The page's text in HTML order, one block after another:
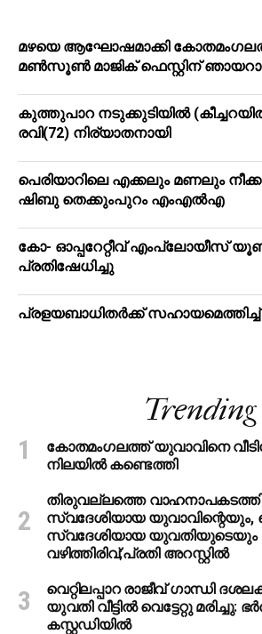
മഴയെ ആഘോഷമാക്കി കോതമംഗലത്ത്
മൺസൂൺ മാജിക് ഫെസ്റ്റിന്
കുത്തുപാറ നടുക്കുടിയിൽ
രവി(72) നിര്യാതനായി
പെരിയാറിലെ എക്കലും മണലും
ഷിബു തെക്കുംപുറം എംഎൽഎ
കോ- ഓപ്പറേറ്റീവ് എംപ്ലോയീസ്
പ്രതിഷേധിച്ചു
പ്രളയബാധിതർക്ക് സഹായമെത്തിച്ച്
Trending
കോതമംഗലത്ത് യുവാവിനെ
നിലയിൽ കണ്ടെത്തി
തിരുവല്ലത്തെ
സ്വദേശിയായ
സ്വദേശിയായ യുവതിയുടെയും
വഴിത്തിരിവ്;പ്രതി അറസ്റ്റില്‍
വെറ്റിലപ്പാറ രാജീവ് ഗാന്ധി
യുവതി വീട്ടിൽ വെട്ടേറ്റു
കസ്റ്റഡിയിൽ